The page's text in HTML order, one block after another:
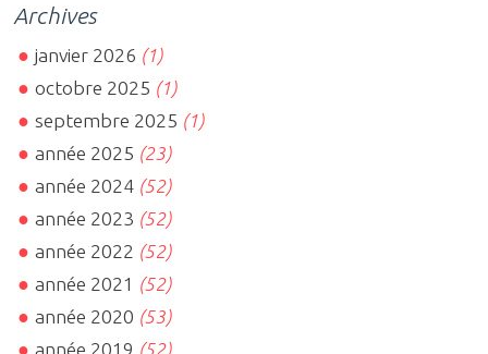
Archives
janvier 2026 (1)
octobre 2025 (1)
septembre 2025 (1)
année 2025 (23)
année 2024 (52)
année 2023 (52)
année 2022 (52)
année 2021 (52)
année 2020 (53)
année 2019 (52)